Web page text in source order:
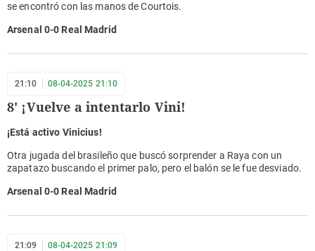
se encontró con las manos de Courtois.
Arsenal 0-0 Real Madrid
21:10 08-04-2025 21:10
8' ¡Vuelve a intentarlo Vini!
¡Está activo Vinicius!
Otra jugada del brasileño que buscó sorprender a Raya con un
zapatazo buscando el primer palo, pero el balón se le fue desviado.
Arsenal 0-0 Real Madrid
21:09 08-04-2025 21:09